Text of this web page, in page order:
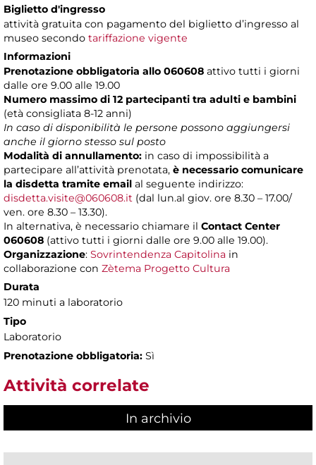
Biglietto d'ingresso
attività gratuita con pagamento del biglietto d’ingresso al
museo secondo tariffazione vigente
Informazioni
Prenotazione obbligatoria allo 060608 attivo tutti i giorni
dalle ore 9.00 alle 19.00
Numero massimo di 12 partecipanti tra adulti e bambini
(età consigliata 8-12 anni)
In caso di disponibilità le persone possono aggiungersi
anche il giorno stesso sul posto
Modalità di annullamento: in caso di impossibilità a
partecipare all’attività prenotata, è necessario comunicare
la disdetta tramite email al seguente indirizzo:
disdetta.visite@060608.it (dal lun.al giov. ore 8.30 – 17.00/
ven. ore 8.30 – 13.30).
In alternativa, è necessario chiamare il Contact Center
060608 (attivo tutti i giorni dalle ore 9.00 alle 19.00).
Organizzazione: Sovrintendenza Capitolina in
collaborazione con Zètema Progetto Cultura
Durata
120 minuti a laboratorio
Tipo
Laboratorio
Prenotazione obbligatoria: Sì
Attività correlate
In archivio